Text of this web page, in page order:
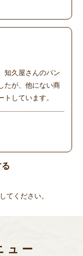
知久屋さんのパン
たが、他にない商
しています。
してください。
ュー